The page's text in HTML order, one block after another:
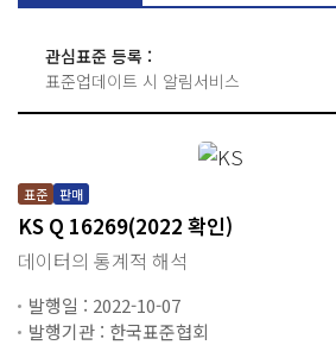
관심표준 등록 :
표준업데이트 시 알림서비스
표준 판매
KS Q 16269(2022 확인)
데이터의 통계적 해석
발행일 : 2022-10-07
발행기관 : 한국표준협회